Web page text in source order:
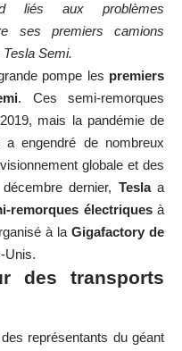
liés aux problèmes
ses premiers camions
Semi.
pompe les premiers
. Ces semi-remorques
mais la pandémie de
engendré de nombreux
globale et des
décembre dernier, Teslaa
remorques électriquesà
à laGigafactory de
Unis.
des transports
représentants du géant